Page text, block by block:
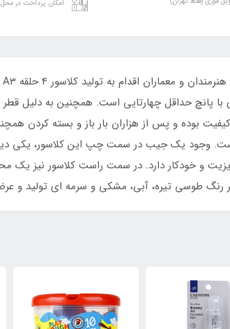
امکان پرداخت در محل
بوده و پس از هزاران بار باز و بسته کردن
است. وجود یک جیب در سمت چپ این کلاسور، یکی